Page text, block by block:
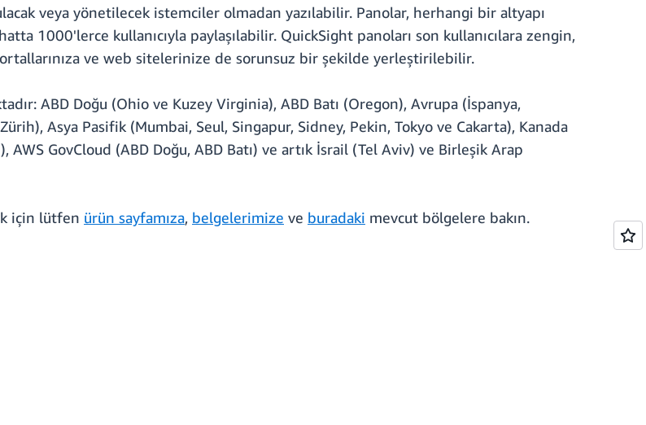
veya yönetilecek istemciler olmadan yazılabilir. Panolar, herhangi bir altyapı
1000'lerce kullanıcıyla paylaşılabilir. QuickSight panoları son kullanıcılara zengin,
ve web sitelerinize de sorunsuz bir şekilde yerleştirilebilir.
ABD Doğu (Ohio ve Kuzey Virginia), ABD Batı (Oregon), Avrupa (İspanya,
Asya Pasifik (Mumbai, Seul, Singapur, Sidney, Pekin, Tokyo ve Cakarta), Kanada
GovCloud (ABD Doğu, ABD Batı) ve artık İsrail (Tel Aviv) ve Birleşik Arap
için lütfen ürün sayfamıza, belgelerimize ve buradaki mevcut bölgelere bakın.